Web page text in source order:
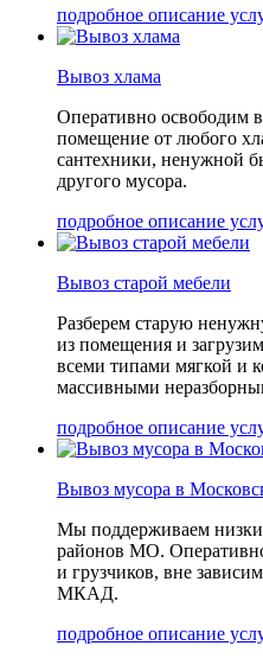
подробное описание
Вывоз хлама
Оперативно освободим
помещение от любого
сантехники, ненужной
другого мусора.
подробное описание
Вывоз старой мебели
Разберем старую
из помещения и
всеми типами мягкой и
массивными
подробное описание
Вывоз мусора в
Мы поддерживаем
районов МО.
и грузчиков, вне
МКАД.
подробное описание